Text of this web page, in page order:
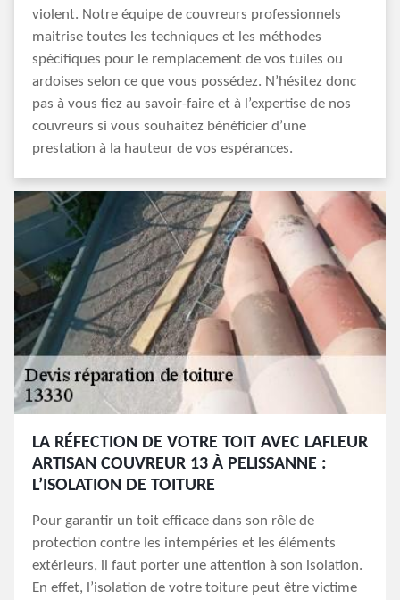
violent. Notre équipe de couvreurs professionnels
maitrise toutes les techniques et les méthodes
spécifiques pour le remplacement de vos tuiles ou
ardoises selon ce que vous possédez. N’hésitez donc
pas à vous fiez au savoir-faire et à l’expertise de nos
couvreurs si vous souhaitez bénéficier d’une
prestation à la hauteur de vos espérances.
LA RÉFECTION DE VOTRE TOIT AVEC LAFLEUR
ARTISAN COUVREUR 13 À PELISSANNE :
L’ISOLATION DE TOITURE
Pour garantir un toit efficace dans son rôle de
protection contre les intempéries et les éléments
extérieurs, il faut porter une attention à son isolation.
En effet, l’isolation de votre toiture peut être victime